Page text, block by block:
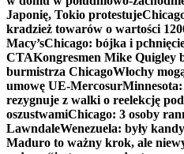
Japonię, Tokio protestuje
kradzież towarów o wartości
Macy’sChicago: bójka i
CTAKongresmen Mike Quigley
burmistrza ChicagoWłochy
umowę UE-Mercosur
rezygnuje z walki o reelekcję
oszustwamiChicago: 3 osoby
LawndaleWenezuela: były
Maduro to ważny krok, ale